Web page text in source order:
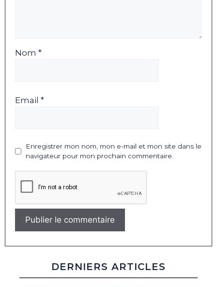
Nom *
Email *
Enregistrer mon nom, mon e-mail et mon site dans le
navigateur pour mon prochain commentaire.
DERNIERS ARTICLES